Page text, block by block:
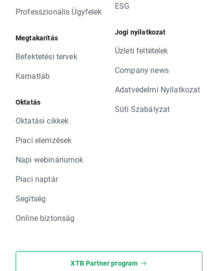
Professzionális Ügyfelek
Megtakarítás
Befektetési tervek
Kamatláb
Oktatás
Oktatási cikkek
Piaci elemzések
Napi webináriumok
Piaci naptár
Segítség
Online biztonság
ESG
Jogi nyilatkozat
Üzleti feltételek
Company news
Adatvédelmi Nyilatkozat
Süti Szabályzat
XTB Partner program